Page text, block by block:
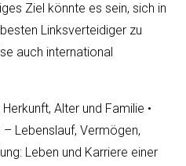
Ziel könnte es sein, sich in
Linksverteidiger zu
auch international
Alter und Familie •
Lebenslauf, Vermögen,
Leben und Karriere einer